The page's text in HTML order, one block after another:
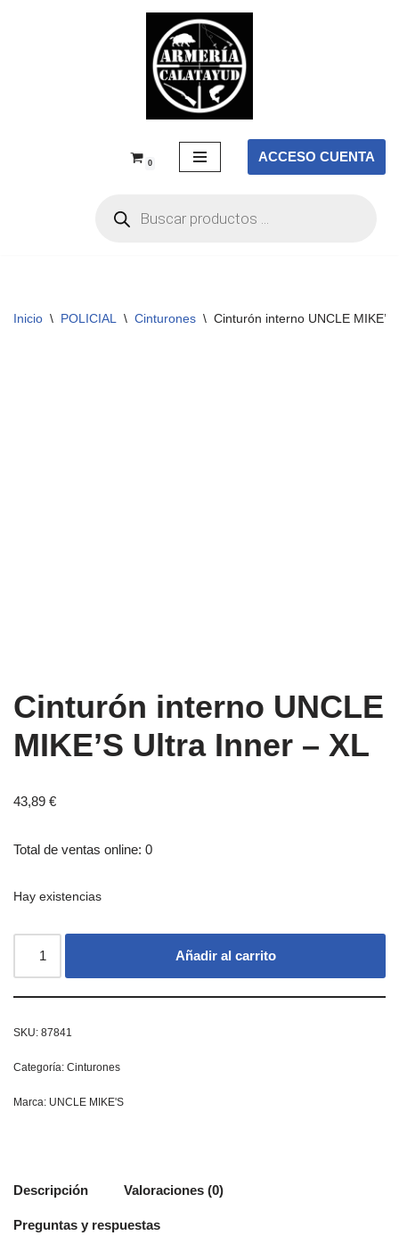
0 ACCESO CUENTA
Inicio \ POLICIAL \ Cinturones \ Cinturón interno UNCLE
Cinturón interno UNCLE
MIKE’S Ultra Inner – XL
43,89 €
Total de ventas online: 0
Hay existencias
Añadir al carrito
SKU: 87841
Categoría: Cinturones
Marca: UNCLE MIKE'S
Descripción Valoraciones (0)
Preguntas y respuestas